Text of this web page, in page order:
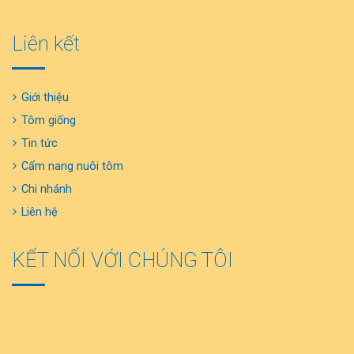
Liên kết
Giới thiệu
Tôm giống
Tin tức
Cẩm nang nuôi tôm
Chi nhánh
Liên hệ
KẾT NỐI VỚI CHÚNG TÔI